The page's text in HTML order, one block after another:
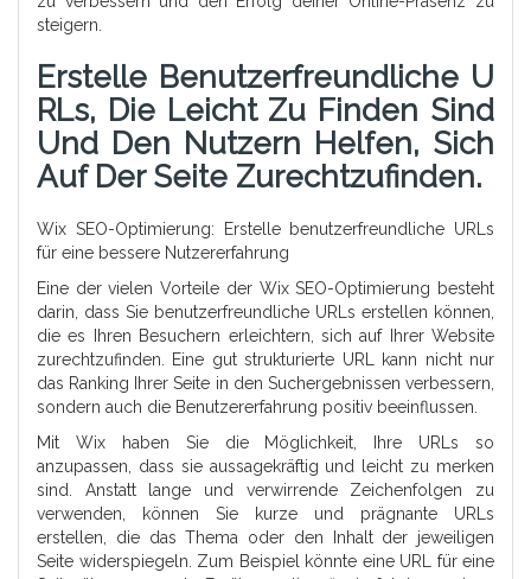
steigern.
Erstelle Benutzerfreundliche U
RLs, Die Leicht Zu Finden Sind
Und Den Nutzern Helfen, Sich
Auf Der Seite Zurechtzufinden.
Wix SEO-Optimierung: Erstelle benutzerfreundliche URLs
für eine bessere Nutzererfahrung
Eine der vielen Vorteile der Wix SEO-Optimierung besteht
darin, dass Sie benutzerfreundliche URLs erstellen können,
die es Ihren Besuchern erleichtern, sich auf Ihrer Website
zurechtzufinden. Eine gut strukturierte URL kann nicht nur
das Ranking Ihrer Seite in den Suchergebnissen verbessern,
sondern auch die Benutzererfahrung positiv beeinflussen.
Mit Wix haben Sie die Möglichkeit, Ihre URLs so
anzupassen, dass sie aussagekräftig und leicht zu merken
sind. Anstatt lange und verwirrende Zeichenfolgen zu
verwenden, können Sie kurze und prägnante URLs
erstellen, die das Thema oder den Inhalt der jeweiligen
Seite widerspiegeln. Zum Beispiel könnte eine URL für eine